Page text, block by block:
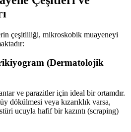
çeşitliliği, mikroskobik muayeneyi
(Dermatolojik
ve parazitler için ideal bir ortamdır.
dökülmesi veya kızarıklık varsa,
ucuyla hafif bir kazıntı (scraping)